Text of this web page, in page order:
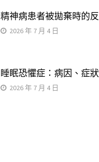
精神病患者被拋棄時的
2026 年 7 月 4 日
睡眠恐懼症：病因、症
2026 年 7 月 4 日